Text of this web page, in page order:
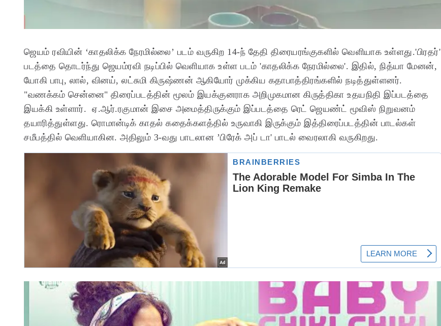
ஜெயம் ரவியின் ‘காதலிக்க நேரமில்லை’ படம் வருகிற 14-ந் தேதி திரையரங்குகளில் வெளியாக உள்ளது.'பிரதர்'
படத்தை தொடர்ந்து ஜெயம்ரவி நடிப்பில் வெளியாக உள்ள படம் 'காதலிக்க நேரமில்லை'. இதில், நித்யா மேனன்,
யோகி பாபு, லால், வினய், லட்சுமி கிருஷ்ணன் ஆகியோர் முக்கிய கதாபாத்திரங்களில் நடித்துள்ளனர்.
"வணக்கம் சென்னை" திரைப்படத்தின் மூலம் இயக்குனராக அறிமுகமான கிருத்திகா உதயநிதி இப்படத்தை
இயக்கி உள்ளார். ஏ.ஆர்.ரகுமான் இசை அமைத்திருக்கும் இப்படத்தை ரெட் ஜெயண்ட் மூவிஸ் நிறுவனம்
தயாரித்துள்ளது. ரொமான்டிக் காதல் கதைக்களத்தில் உருவாகி இருக்கும் இத்திரைப்படத்தின் பாடல்கள்
சமீபத்தில் வெளியாகின. அதிலும் 3-வது பாடலான ’பிரேக் அப் டா' பாடல் வைரலாகி வருகிறது.